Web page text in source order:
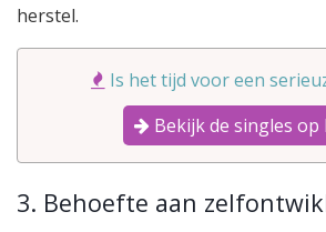
herstel.
Is het tijd voor een
Bekijk de singles op
3. Behoefte aan